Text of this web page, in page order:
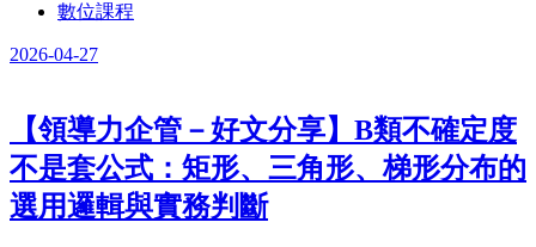
數位課程
2026-04-27
【領導力企管－好文分享】B類不確定度
不是套公式：矩形、三角形、梯形分布的
選用邏輯與實務判斷